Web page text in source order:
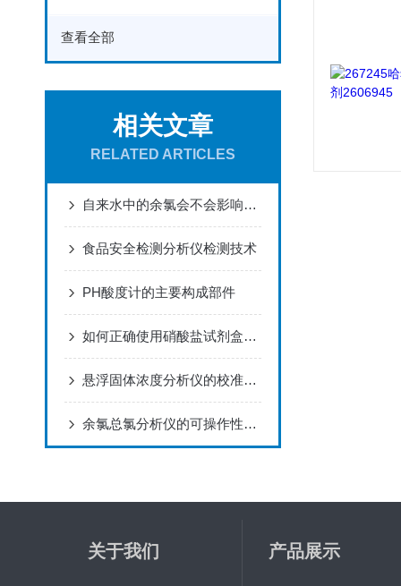
查看全部
相关文章
RELATED ARTICLES
自来水中的余氯会不会影响我们日常生活中的饮食健康
食品安全检测分析仪检测技术
PH酸度计的主要构成部件
如何正确使用硝酸盐试剂盒进行实验？
悬浮固体浓度分析仪的校准与维护指南
余氯总氯分析仪的可操作性，使其在实验室、现场测量得心应手
关于我们 产品展示